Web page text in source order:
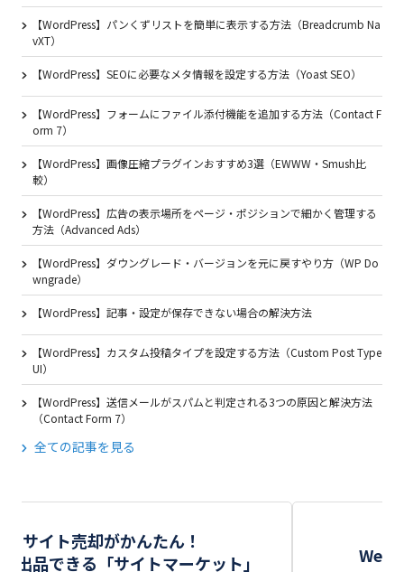
【WordPress】パンくずリストを簡単に表示する方法（Breadcrumb Na
vXT）
【WordPress】SEOに必要なメタ情報を設定する方法（Yoast SEO）
【WordPress】フォームにファイル添付機能を追加する方法（Contact F
orm 7）
【WordPress】画像圧縮プラグインおすすめ3選（EWWW・Smush比
較）
【WordPress】広告の表示場所をページ・ポジションで細かく管理する
方法（Advanced Ads）
【WordPress】ダウングレード・バージョンを元に戻すやり方（WP Do
wngrade）
【WordPress】記事・設定が保存できない場合の解決方法
【WordPress】カスタム投稿タイプを設定する方法（Custom Post Type
UI）
【WordPress】送信メールがスパムと判定される3つの原因と解決方法
（Contact Form 7）
全ての記事を見る
サイト売却がかんたん！
出品できる「サイトマーケット」
Web